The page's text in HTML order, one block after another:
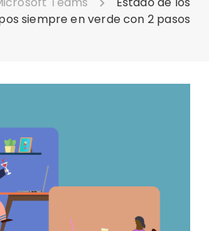
siempre en verde con 2 pasos